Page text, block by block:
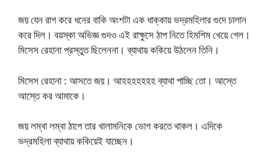
জয় যেন রাগ করে ধনের বাকি অংশটা এক ধাক্কায় ভদ্রমহিলার গুদে চালান
করে দিল। বয়স্কা অভিজ্ঞ গুদও এই রাক্ষুসে ঠাপ নিতে হিমশিম খেয়ে গেল।
মিসেস রেহানা প্রস্তুত ছিলেননা। ব্যাথায় ককিয়ে উঠলেন তিনি।
মিসেস রেহানা : আসতে জয়। আহহহহহহহ ব্যাথা পাচ্ছি তো। আস্তে
আস্তে কর আমাকে।
জয় লম্বা লম্বা ঠাপে তার খালামনিকে ভোগ করতে থাকল। এদিকে
ভদ্রমহিলা ব্যাথায় ককিয়েই যাচ্ছেন।